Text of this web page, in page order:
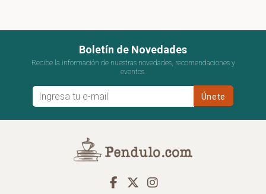
Boletín de Novedades
Recibe la información de nuestras novedades, recomendaciones y
eventos.